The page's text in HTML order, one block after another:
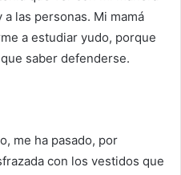
las personas. Mi mamá
a estudiar yudo, porque
saber defenderse.
me ha pasado, por
con los vestidos que